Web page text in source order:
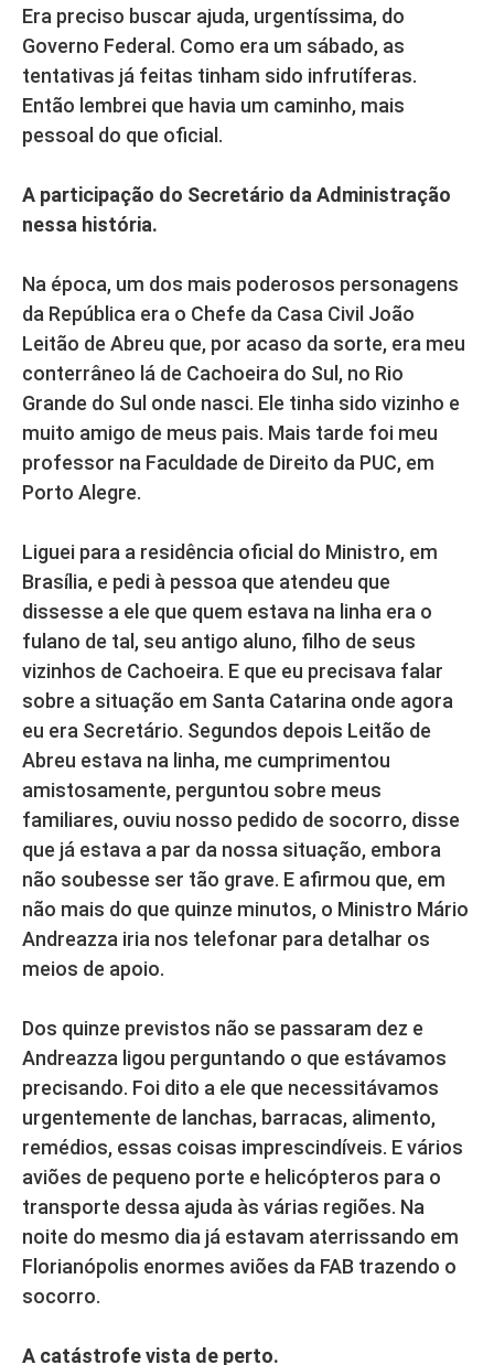
Era preciso buscar ajuda, urgentíssima, do
Governo Federal. Como era um sábado, as
tentativas já feitas tinham sido infrutíferas.
Então lembrei que havia um caminho, mais
pessoal do que oficial.
A participação do Secretário da Administração
nessa história.
Na época, um dos mais poderosos personagens
da República era o Chefe da Casa Civil João
Leitão de Abreu que, por acaso da sorte, era meu
conterrâneo lá de Cachoeira do Sul, no Rio
Grande do Sul onde nasci. Ele tinha sido vizinho e
muito amigo de meus pais. Mais tarde foi meu
professor na Faculdade de Direito da PUC, em
Porto Alegre.
Liguei para a residência oficial do Ministro, em
Brasília, e pedi à pessoa que atendeu que
dissesse a ele que quem estava na linha era o
fulano de tal, seu antigo aluno, filho de seus
vizinhos de Cachoeira. E que eu precisava falar
sobre a situação em Santa Catarina onde agora
eu era Secretário. Segundos depois Leitão de
Abreu estava na linha, me cumprimentou
amistosamente, perguntou sobre meus
familiares, ouviu nosso pedido de socorro, disse
que já estava a par da nossa situação, embora
não soubesse ser tão grave. E afirmou que, em
não mais do que quinze minutos, o Ministro Mário
Andreazza iria nos telefonar para detalhar os
meios de apoio.
Dos quinze previstos não se passaram dez e
Andreazza ligou perguntando o que estávamos
precisando. Foi dito a ele que necessitávamos
urgentemente de lanchas, barracas, alimento,
remédios, essas coisas imprescindíveis. E vários
aviões de pequeno porte e helicópteros para o
transporte dessa ajuda às várias regiões. Na
noite do mesmo dia já estavam aterrissando em
Florianópolis enormes aviões da FAB trazendo o
socorro.
A catástrofe vista de perto.